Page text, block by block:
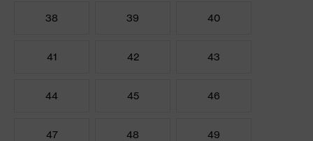
38 39 40
41 42 43
44 45 46
47 48 49